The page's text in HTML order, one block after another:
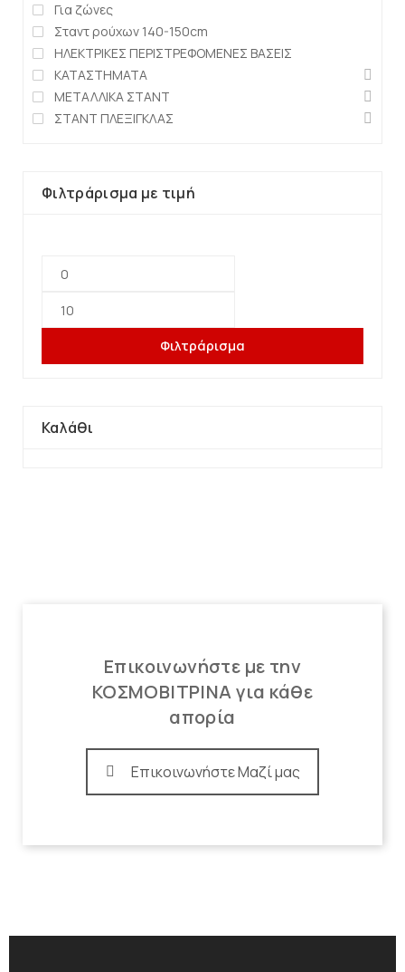
Για ζώνες
Σταντ ρούχων 140-150cm
ΗΛΕΚΤΡΙΚΕΣ ΠΕΡΙΣΤΡΕΦΟΜΕΝΕΣ ΒΑΣΕΙΣ
ΚΑΤΑΣΤΗΜΑΤΑ
ΜΕΤΑΛΛΙΚΑ ΣΤΑΝΤ
ΣΤΑΝΤ ΠΛΕΞΙΓΚΛΑΣ
Φιλτράρισμα με τιμή
Φιλτράρισμα
Καλάθι
Επικοινωνήστε με την
ΚΟΣΜΟΒΙΤΡΙΝΑ για κάθε
απορία
Επικοινωνήστε Μαζί μας